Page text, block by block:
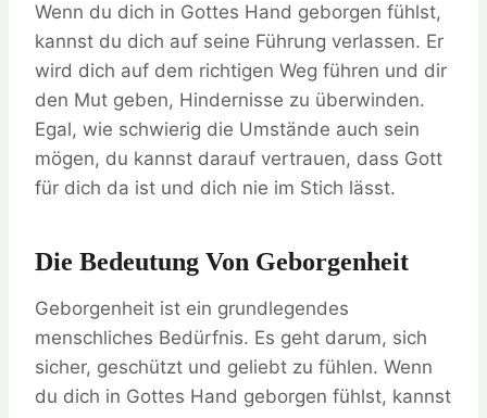
Wenn du dich in Gottes Hand geborgen fühlst,
kannst du dich auf seine Führung verlassen. Er
wird dich auf dem richtigen Weg führen und dir
den Mut geben, Hindernisse zu überwinden.
Egal, wie schwierig die Umstände auch sein
mögen, du kannst darauf vertrauen, dass Gott
für dich da ist und dich nie im Stich lässt.
Die Bedeutung Von Geborgenheit
Geborgenheit ist ein grundlegendes
menschliches Bedürfnis. Es geht darum, sich
sicher, geschützt und geliebt zu fühlen. Wenn
du dich in Gottes Hand geborgen fühlst, kannst